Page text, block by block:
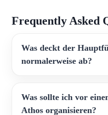
Frequently Asked
Was deckt der
normalerweise ab?
Was sollte ich vor
Athos organisieren?